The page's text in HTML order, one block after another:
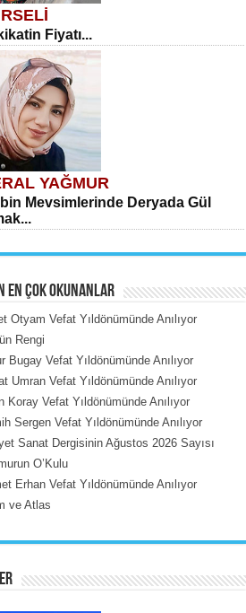
Fiyatı...
YAĞMUR
Mevsimlerinde Deryada Gül
ÇOBAN
Put Dışardaki Maskeler...
EN ÇOK OKUNANLAR
Otyam Vefat Yıldönümünde Anılıyor
Rengi
Bugay Vefat Yıldönümünde Anılıyor
Umran Vefat Yıldönümünde Anılıyor
Koray Vefat Yıldönümünde Anılıyor
Sergen Vefat Yıldönümünde Anılıyor
Sanat Dergisinin Ağustos 2026 Sayısı
O’Kulu
Erhan Vefat Yıldönümünde Anılıyor
ve Atlas